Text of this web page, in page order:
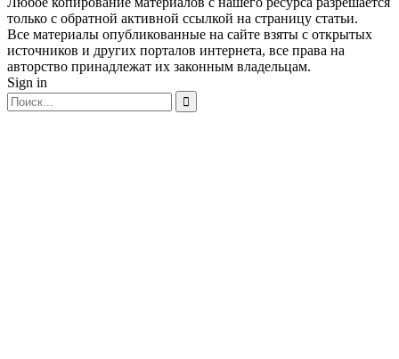
только с обратной активной ссылкой на страницу статьи.
Все материалы опубликованные на сайте взяты с открытых
источников и других порталов интернета, все права на
авторство принадлежат их законным владельцам.
Sign in